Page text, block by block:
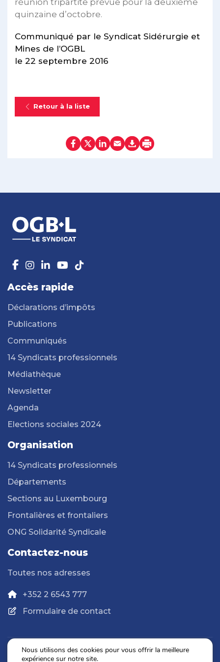
quinzaine d’octobre.
Communiqué par le Syndicat Sidérurgie et
Mines de l’OGBL
le 22 septembre 2016
Retour à la liste
Accès rapide
Déclarations d’impôts
Publications
Communiqués
14 Syndicats professionnels
Médiathèque
Newsletter
Agenda
Elections sociales 2024
Organisation
14 Syndicats professionnels
Départements
Sections au Luxembourg
Frontalières et frontaliers
ONG Solidarité Syndicale
Contactez-nous
Toutes nos adresses
+352 2 6543 777
Formulaire de contact
Politique de confidentialité
Nous utilisons des cookies pour vous offrir la meilleure
expérience sur notre site.